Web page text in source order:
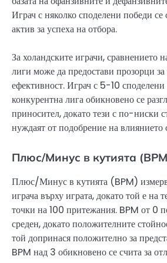
Играч с няколко споделени победи се
актив за успеха на отбора.
За холандските играчи, сравнението
лиги може да предостави прозорци за
ефективност. Играч с 5-10
конкурентна лига обикновено се
приносител, докато тези с по-ниски
нуждаят от подобрение на влиянието
Плюс/Минус в кутията
Плюс/Минус в кутията (BPM)
играча върху играта, докато той е на
точки на 100 притежания. BPM от 0
среден, докато положителните
той допринася положително за
BPM над 3 обикновено се счита за